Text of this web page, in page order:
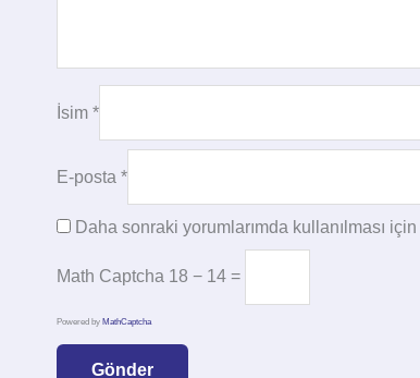
İsim *
E-posta *
Daha sonraki yorumlarımda kullanılması
Math Captcha 18 − 14 =
Powered by MathCaptcha